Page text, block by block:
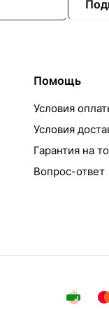
Помощь
Условия
Условия
Гарантия на
Вопрос-ответ